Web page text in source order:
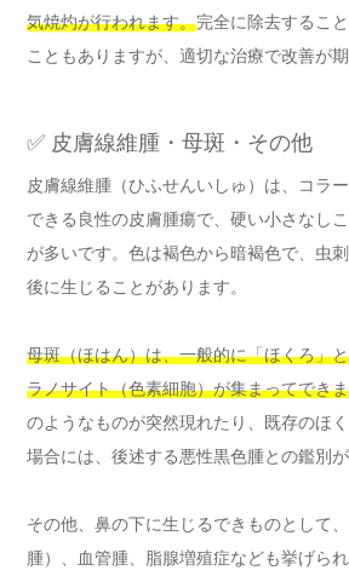
気焼灼が行われます。完全に除去するこ
こともありますが、適切な治療で改善が期
✅ 皮膚線維腫・母斑・その他
皮膚線維腫（ひふせんいしゅ）は、コラ
できる良性の皮膚腫瘍で、硬い小さなし
が多いです。色は褐色から暗褐色で、虫
後に生じることがあります。
母斑（ほはん）は、一般的に「ほくろ」
ラノサイト（色素細胞）が集まってでき
のようなものが突然現れたり、既存のほ
場合には、後述する悪性黒色腫との鑑別が
その他、鼻の下に生じるできものとして
腫）、血管腫、脂腺増殖症なども挙げら